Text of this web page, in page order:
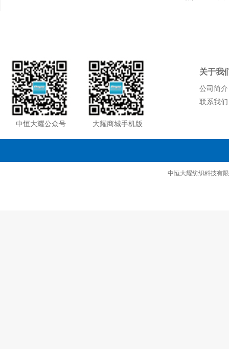
中恒大耀公众号 大耀商城手机版
关于我
公司简介
联系我们
中恒大耀纺织科技有